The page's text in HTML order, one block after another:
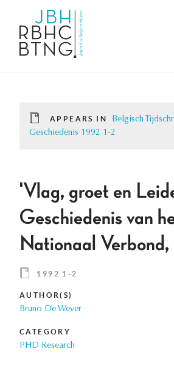
APPEARS IN
Belgisch
Geschiedenis 1992 1-2
'Vlag, groet en
Geschiedenis van
Nationaal Verbond,
1992 1-2
AUTHOR(S)
Bruno De Wever
CATEGORY
PHD Research